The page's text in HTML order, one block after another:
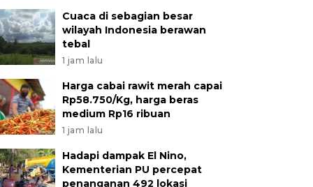
Cuaca di sebagian besar
wilayah Indonesia berawan
tebal
1 jam lalu
Harga cabai rawit merah capai
Rp58.750/Kg, harga beras
medium Rp16 ribuan
1 jam lalu
Hadapi dampak El Nino,
Kementerian PU percepat
penanganan 492 lokasi